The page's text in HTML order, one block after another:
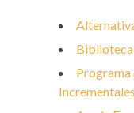
Programa
Incrementales